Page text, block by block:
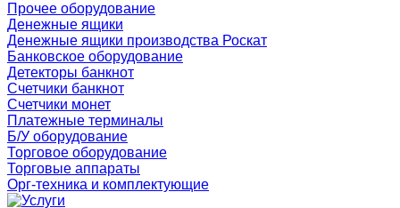
Прочее оборудование
Денежные ящики
Денежные ящики производства Роскат
Банковское оборудование
Детекторы банкнот
Счетчики банкнот
Счетчики монет
Платежные терминалы
Б/У оборудование
Торговое оборудование
Торговые аппараты
Орг-техника и комплектующие